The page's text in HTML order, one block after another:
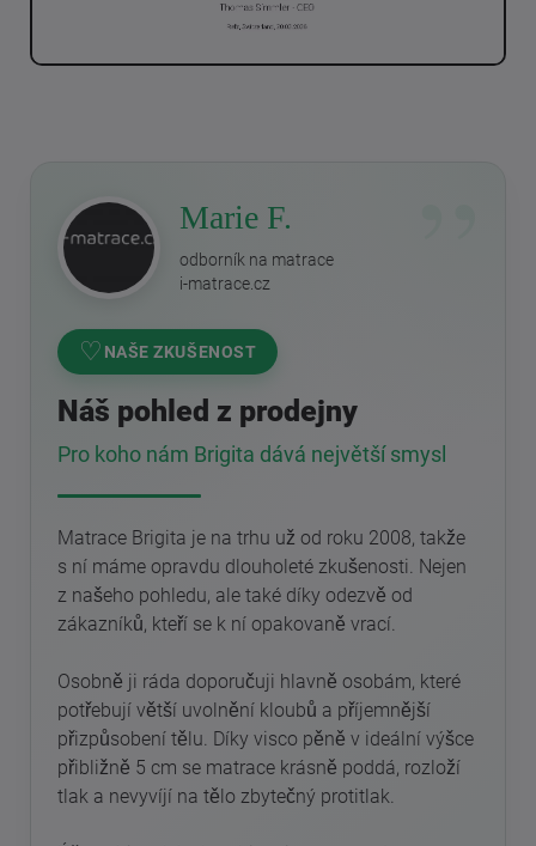
Marie F.
odborník na matrace
i-matrace.cz
♡ NAŠE ZKUŠENOST
Náš pohled z prodejny
Pro koho nám Brigita dává největší smysl
Matrace Brigita je na trhu už od roku 2008, takže
s ní máme opravdu dlouholeté zkušenosti. Nejen
z našeho pohledu, ale také díky odezvě od
zákazníků, kteří se k ní opakovaně vrací.
Osobně ji ráda doporučuji hlavně osobám, které
potřebují větší uvolnění kloubů a příjemnější
přizpůsobení tělu. Díky visco pěně v ideální výšce
přibližně 5 cm se matrace krásně poddá, rozloží
tlak a nevyvíjí na tělo zbytečný protitlak.